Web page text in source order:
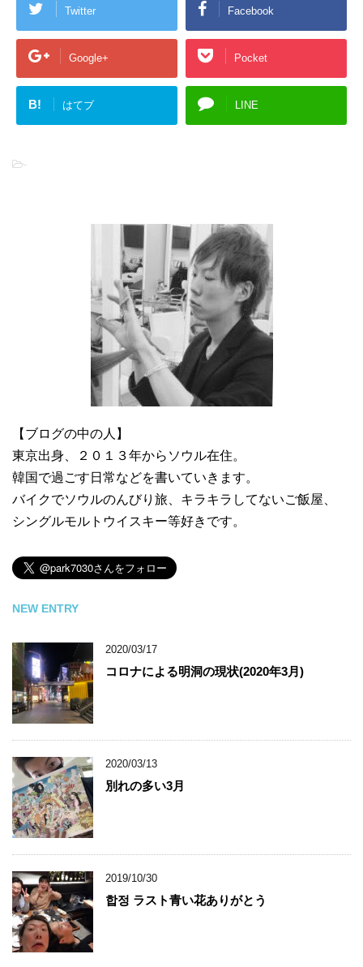
Twitter Facebook
Google+ Pocket
B! はてブ LINE
-
【ブログの中の人】
東京出身、２０１３年からソウル在住。
韓国で過ごす日常などを書いていきます。
バイクでソウルのんびり旅、キラキラしてないご飯屋、
シングルモルトウイスキー等好きです。
NEW ENTRY
2020/03/17
コロナによる明洞の現状(2020年3月)
2020/03/13
別れの多い3月
2019/10/30
합정 ラスト青い花ありがとう